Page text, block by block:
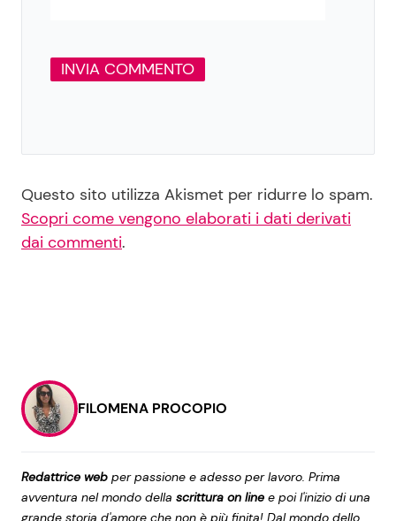
Questo sito utilizza Akismet per ridurre lo spam.
Scopri come vengono elaborati i dati derivati
dai commenti.
FILOMENA PROCOPIO
Redattrice web per passione e adesso per lavoro. Prima
avventura nel mondo della scrittura on line e poi l'inizio di una
grande storia d'amore che non è più finita! Dal mondo dello